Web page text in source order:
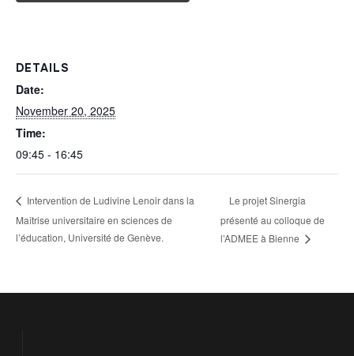
DETAILS
Date:
November 20, 2025
Time:
09:45 - 16:45
Intervention de Ludivine Lenoir dans la
Maîtrise universitaire en sciences de
l’éducation, Université de Genève.
Le projet Sinergia
présenté au colloque de
l’ADMEE à Bienne